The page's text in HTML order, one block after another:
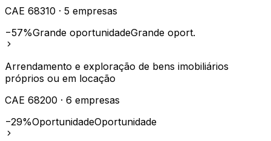
CAE 68310 · 5 empresas
−57%Grande oportunidadeGrande oport.
Arrendamento e exploração de bens imobiliários
próprios ou em locação
CAE 68200 · 6 empresas
−29%OportunidadeOportunidade